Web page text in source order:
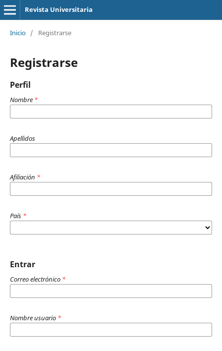
Revista Universitaria
Inicio / Registrarse
Registrarse
Perfil
Nombre *
Apellidos
Afiliación *
País *
Entrar
Correo electrónico *
Nombre usuario *